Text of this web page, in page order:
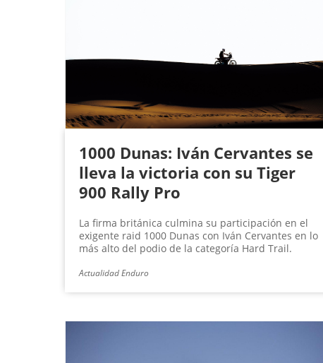
1000 Dunas: Iván Cervantes se
lleva la victoria con su Tiger
900 Rally Pro
La firma británica culmina su participación en el
exigente raid 1000 Dunas con Iván Cervantes en lo
más alto del podio de la categoría Hard Trail.
Actualidad Enduro